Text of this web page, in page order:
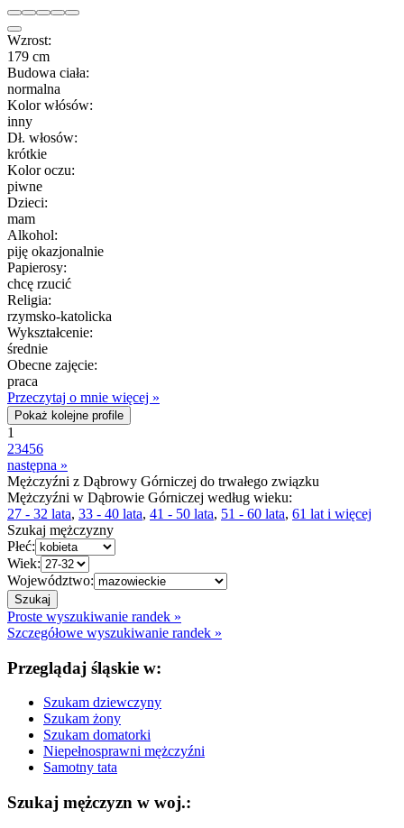
Wzrost:
179 cm
Budowa ciała:
normalna
Kolor włósów:
inny
Dł. włosów:
krótkie
Kolor oczu:
piwne
Dzieci:
mam
Alkohol:
piję okazjonalnie
Papierosy:
chcę rzucić
Religia:
rzymsko-katolicka
Wykształcenie:
średnie
Obecne zajęcie:
praca
Przeczytaj o mnie więcej »
Pokaż kolejne profile
1
23456
następna »
Mężczyźni z Dąbrowy Górniczej do trwałego związku
Mężczyźni w Dąbrowie Górniczej według wieku:
27 - 32 lata, 33 - 40 lata, 41 - 50 lata, 51 - 60 lata, 61 lat i więcej
Szukaj mężczyzny
Płeć:
Wiek:
Województwo:
Proste wyszukiwanie randek »
Szczegółowe wyszukiwanie randek »
Przeglądaj śląskie w:
Szukam dziewczyny
Szukam żony
Szukam domatorki
Niepełnosprawni mężczyźni
Samotny tata
Szukaj mężczyzn w woj.: